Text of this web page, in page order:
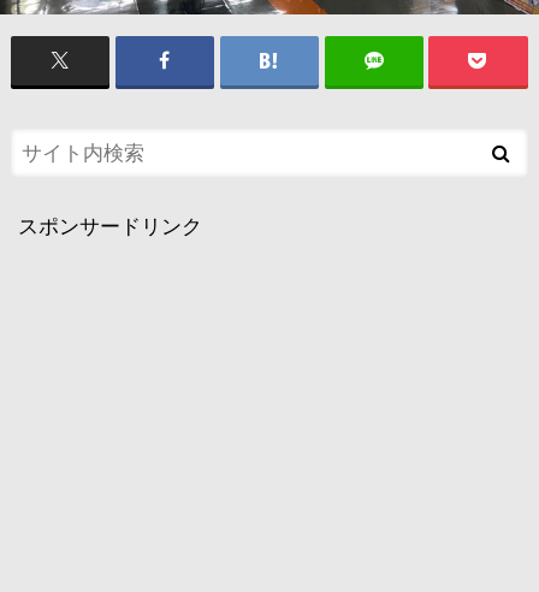
スポンサードリンク